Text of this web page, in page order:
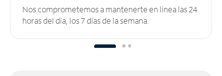
Nos comprometemos a mantenerte en línea las 24
horas del día, los 7 días de la semana.